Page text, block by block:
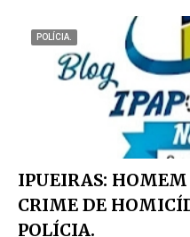
POLÍCIA.
IPUEIRAS: HOMEM
CRIME DE
POLÍCIA.